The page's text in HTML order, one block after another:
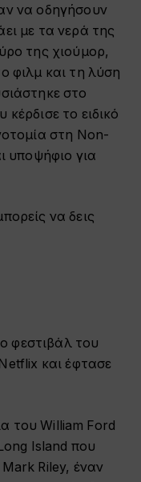
να οδηγήσουν
με τα νερά της
της χιούμορ,
φιλμ και τη λύση
στο
το ειδικό
στη Non-
υποψήφιο για
φεστιβάλ του
και έφτασε
του William Ford
Island που
Riley, έναν